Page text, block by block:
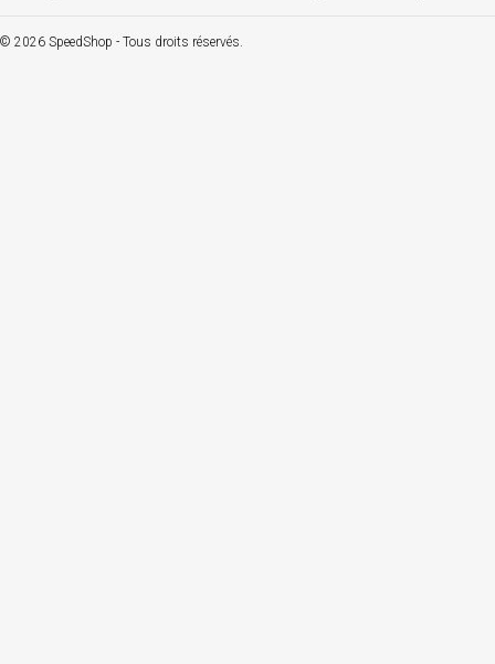
© 2026 SpeedShop - Tous droits réservés.